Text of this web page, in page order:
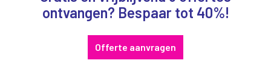
ontvangen? Bespaar tot 40%!
Offerte aanvragen